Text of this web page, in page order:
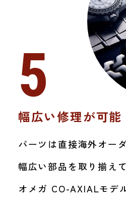
5
幅広い修理が可能
パーツは直接海外オー
幅広い部品を取り揃え
オメガ CO-AXIALモデ